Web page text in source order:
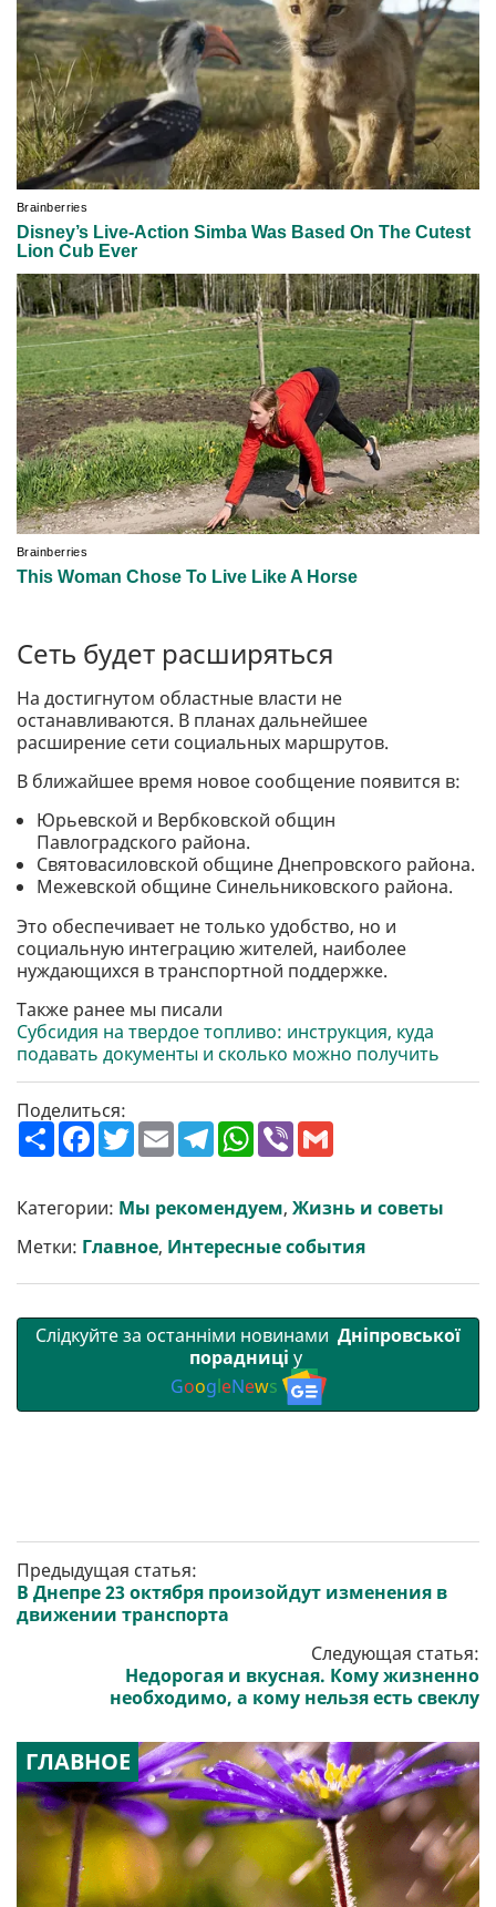
Сеть будет расширяться
На достигнутом областные власти не
останавливаются. В планах дальнейшее
расширение сети социальных маршрутов.
В ближайшее время новое сообщение появится в:
Юрьевской и Вербковской общин
Павлоградского района.
Святовасиловской общине Днепровского района.
Межевской общине Синельниковского района.
Это обеспечивает не только удобство, но и
социальную интеграцию жителей, наиболее
нуждающихся в транспортной поддержке.
Также ранее мы писали
Субсидия на твердое топливо: инструкция, куда
подавать документы и сколько можно получить
Поделиться:
П
о
р
и
т
и
F
a
b
o
o
k
T
w
t
e
r
E
m
l
T
e
g
r
a
m
W
h
s
A
p
p
V
r l
Категории: Мы рекомендуем, Жизнь и советы
Метки: Главное, Интересные события
Слідкуйте за останніми новинами Дніпровської
порадниці у
GoogleNews
Предыдущая статья:
В Днепре 23 октября произойдут изменения в
движении транспорта
Следующая статья:
Недорогая и вкусная. Кому жизненно
необходимо, а кому нельзя есть свеклу
ГЛАВНОЕ